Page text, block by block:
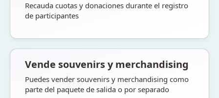
Recauda cuotas y donaciones durante el registro
de participantes
Vende souvenirs y merchandising
Puedes vender souvenirs y merchandising como
parte del paquete de salida o por separado